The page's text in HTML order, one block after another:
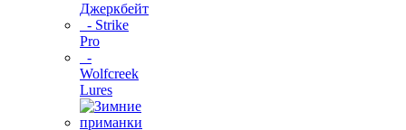
Джеркбейт
- Strike
Pro
-
Wolfcreek
Lures